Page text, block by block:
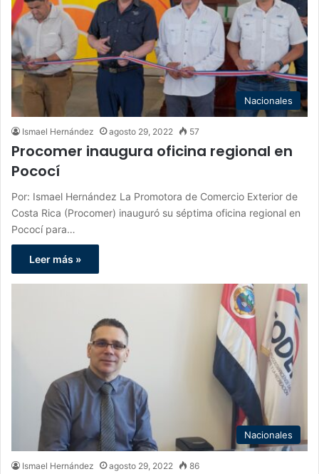
Nacionales
Ismael Hernández agosto 29, 2022 57
Procomer inaugura oficina regional en
Pococí
Por: Ismael Hernández La Promotora de Comercio Exterior de
Costa Rica (Procomer) inauguró su séptima oficina regional en
Pococí para…
Leer más »
Nacionales
Ismael Hernández agosto 29, 2022 86